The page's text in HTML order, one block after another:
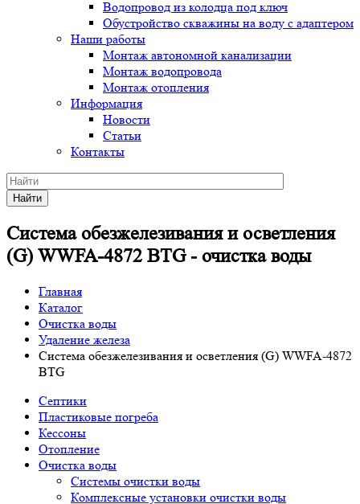
Водопровод из колодца под ключ
Обустройство скважины на воду с адаптером
Наши работы
Монтаж автономной канализации
Монтаж водопровода
Монтаж отопления
Информация
Новости
Статьи
Контакты
Найти
Система обезжелезивания и осветления
(G) WWFA-4872 BTG - очистка воды
Главная
Каталог
Очистка воды
Удаление железа
Система обезжелезивания и осветления (G) WWFA-4872
BTG
Септики
Пластиковые погреба
Кессоны
Отопление
Очистка воды
Системы очистки воды
Комплексные установки очистки воды